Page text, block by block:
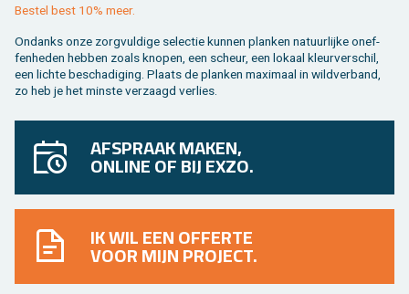
Be­stel best 10% meer.
On­danks onze zorg­vul­di­ge se­lec­tie kun­nen plan­ken na­tuur­lij­ke on­ef­
fen­he­den heb­ben zoals kno­pen, een scheur, een lo­kaal kleur­ver­schil,
een lich­te be­scha­di­ging. Plaats de plan­ken maxi­maal in wild­ver­band,
zo heb je het min­ste ver­zaagd ver­lies.
AFSPRAAK MAKEN,
ONLINE OF BIJ EXZO.
IK WIL EEN OFFERTE
VOOR MIJN PROJECT.